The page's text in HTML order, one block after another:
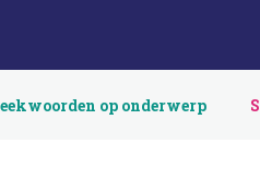
op onderwerp